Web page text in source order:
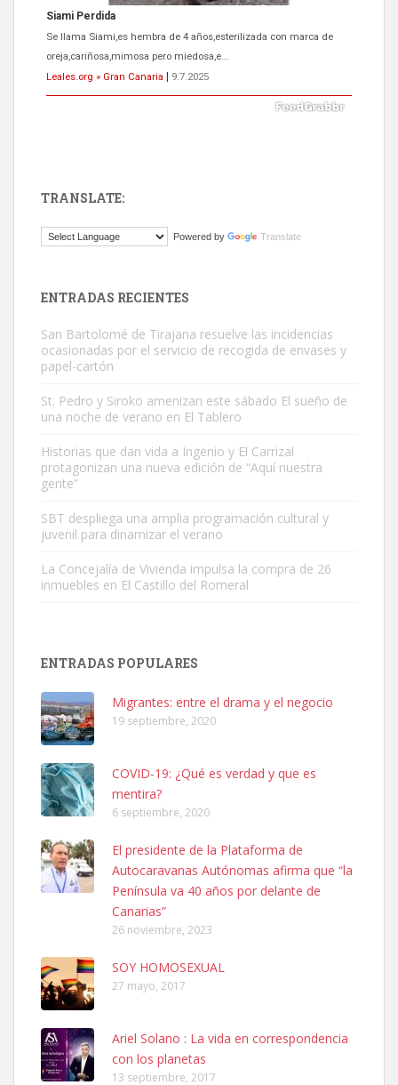
Siami Perdida
Se llama Siami,es hembra de 4 años,esterilizada con marca de
oreja,cariñosa,mimosa pero miedosa,e...
Leales.org » Gran Canaria
9.7.2025
El ayuntamiento se va a llevar a Los Gatos callejeros de la zona los
Este gato macho ha aparecido en la calle hace menos de un mes,
es muy manso y extremadamente cari...
Leales.org » Gran Canaria
Leales.org » Gran Canaria
SHIBA PERDIDO AVDA JOSE MESA Y LOPEZ
PERRO MACHO RAZA SHIBA CON MICROCHIP PERDIDO HOY
06/07/2025 ZONA MESA Y LOPEZ. ES MUY ASUSTADIZO
Leales.org » Gran Canaria
6.7.2025
Ninfa perdida
El día 5 se los perdió una ninfa papillera, asustada tiene miedo a la
TRANSLATE:
Powered by Translate
ENTRADAS RECIENTES
San Bartolomé de Tirajana resuelve las incidencias
ocasionadas por el servicio de recogida de envases y
papel-cartón
St. Pedro y Siroko amenizan este sábado El sueño de
una noche de verano en El Tablero
Historias que dan vida a Ingenio y El Carrizal
protagonizan una nueva edición de “Aquí nuestra
gente”
SBT despliega una amplia programación cultural y
juvenil para dinamizar el verano
La Concejalía de Vivienda impulsa la compra de 26
inmuebles en El Castillo del Romeral
ENTRADAS POPULARES
Migrantes: entre el drama y el negocio
19 septiembre, 2020
COVID-19: ¿Qué es verdad y que es
mentira?
6 septiembre, 2020
El presidente de la Plataforma de
Autocaravanas Autónomas afirma que “la
Península va 40 años por delante de
Canarias”
26 noviembre, 2023
SOY HOMOSEXUAL
27 mayo, 2017
Ariel Solano : La vida en correspondencia
con los planetas
13 septiembre, 2017